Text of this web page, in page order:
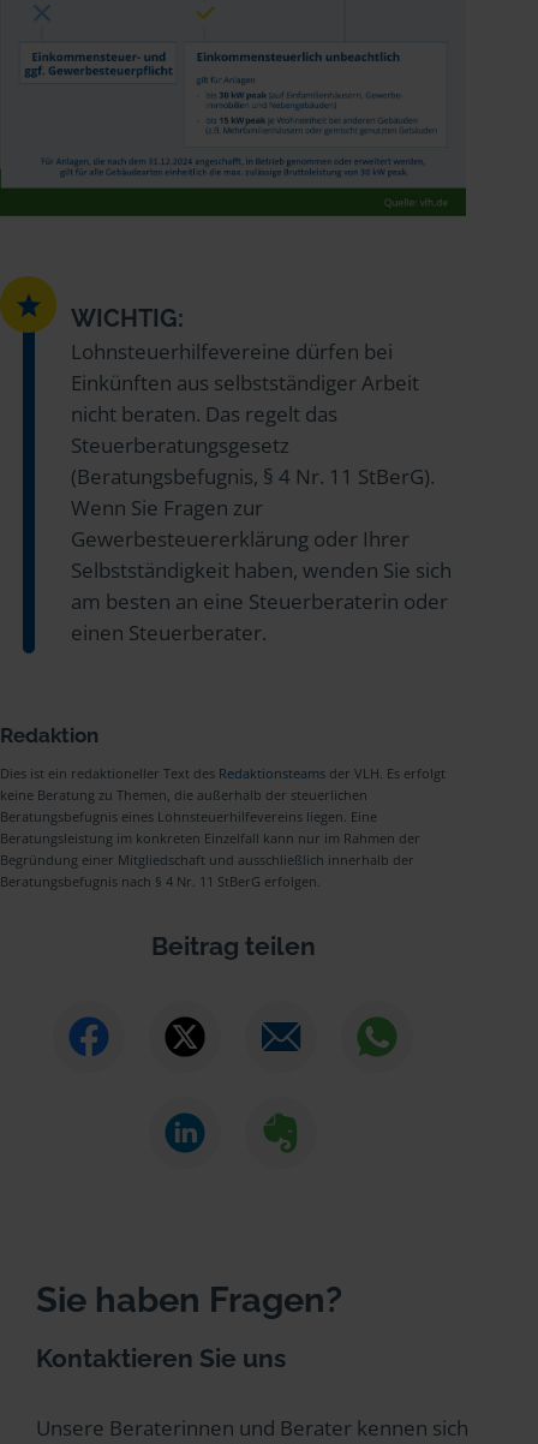
WICHTIG:
Lohnsteuerhilfevereine dürfen bei
Einkünften aus selbstständiger Arbeit
nicht beraten. Das regelt das
Steuerberatungsgesetz
(Beratungsbefugnis, § 4 Nr. 11 StBerG).
Wenn Sie Fragen zur
Gewerbesteuererklärung oder Ihrer
Selbstständigkeit haben, wenden Sie sich
am besten an eine Steuerberaterin oder
einen Steuerberater.
Redaktion
Dies ist ein redaktioneller Text des Redaktionsteams der VLH. Es erfolgt
keine Beratung zu Themen, die außerhalb der steuerlichen
Beratungsbefugnis eines Lohnsteuerhilfevereins liegen. Eine
Beratungsleistung im konkreten Einzelfall kann nur im Rahmen der
Begründung einer Mitgliedschaft und ausschließlich innerhalb der
Beratungsbefugnis nach § 4 Nr. 11 StBerG erfolgen.
Beitrag teilen
Sie haben Fragen?
Kontaktieren Sie uns
Unsere Beraterinnen und Berater kennen sich